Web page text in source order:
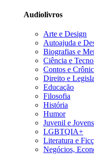
Audiolivros
Arte e Design
Autoajuda e
Biografias e
Ciência e
Contos e
Direito e
Educação
Filosofia
História
Humor
Juvenil e
LGBTQIA+
Literatura e
Negócios,